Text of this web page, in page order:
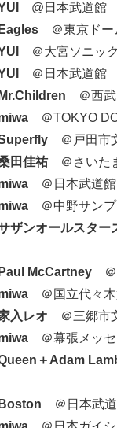
@日本武道館
Eagles ＠東京ドー
＠大宮ソニッ
＠日本武道館
Mr.Children ＠西武
＠TOKYO
＠戸田市
田佳祐＠さいた
＠日本武道館
＠中野サン
ザンオールスター
Paul McCartney ＠
＠国立代々木
入レオ ＠三郷市
＠幕張メッセ
＋Adam
Boston ＠日本武